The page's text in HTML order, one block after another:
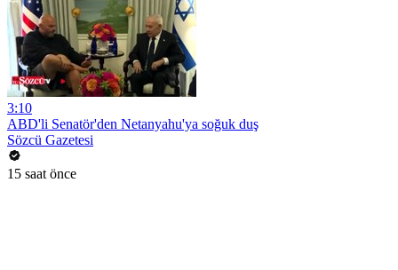
3:10
ABD'li Senatör'den Netanyahu'ya soğuk duş
Sözcü Gazetesi
15 saat önce